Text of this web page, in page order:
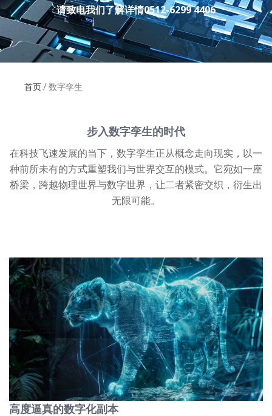
请致电我们了解详情0512-6299 4406
首页/ 数字孪生
步入数字孪生的时代
在科技飞速发展的当下，数字孪生正从概念走向现实，以一
种前所未有的方式重塑我们与世界交互的模式。它宛如一座
桥梁，跨越物理世界与数字世界，让二者紧密交织，衍生出
无限可能。
高度逼真的数字化副本